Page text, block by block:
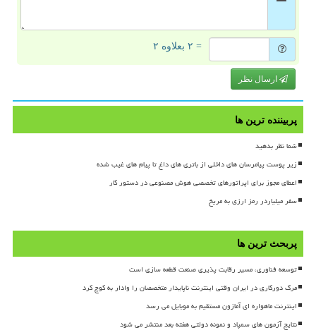
= ۲ بعلاوه ۲
ارسال نظر
پربیننده ترین ها
شما نظر بدهید
زیر پوست پیامرسان های داخلی از باتری های داغ تا پیام های غیب شده
اعطای مجوز برای اپراتورهای تخصصی هوش مصنوعی در دستور کار
سفر میلیاردر رمز ارزی به مریخ
پربحث ترین ها
توسعه فناوری، مسیر رقابت پذیری صنعت قطعه سازی است
مرگ دورکاری در ایران وقتی اینترنت ناپایدار متخصصان را وادار به کوچ کرد
اینترنت ماهواره ای آمازون مستقیم به موبایل می رسد
نتایج آزمون های سمپاد و نمونه دولتی هفته بعد منتشر می شود